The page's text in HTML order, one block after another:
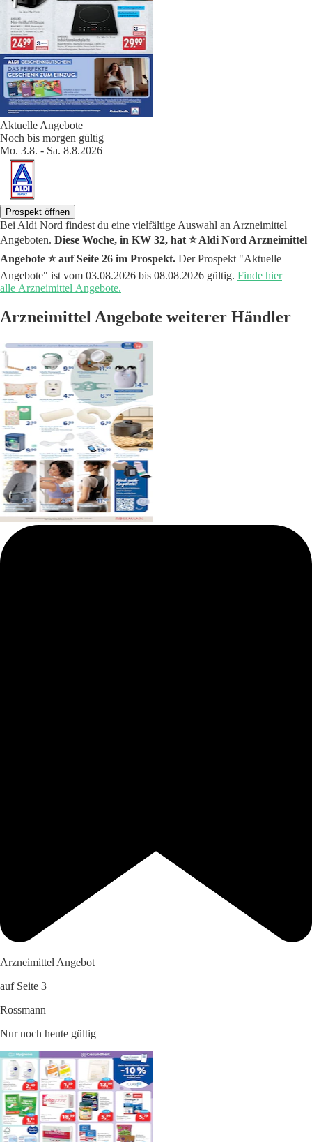
Aktuelle Angebote
Noch bis morgen gültig
Mo. 3.8. - Sa. 8.8.2026
Prospekt öffnen
Bei Aldi Nord findest du eine vielfältige Auswahl an Arzneimittel
Angeboten. Diese Woche, in KW 32, hat ⭐️ Aldi Nord Arzneimittel
Angebote ⭐️ auf Seite 26 im Prospekt. Der Prospekt "Aktuelle
Angebote" ist vom 03.08.2026 bis 08.08.2026 gültig. Finde hier
alle Arzneimittel Angebote.
Arzneimittel Angebote weiterer Händler
Arzneimittel Angebot
auf Seite 3
Rossmann
Nur noch heute gültig